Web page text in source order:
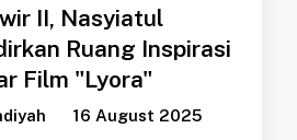
II, Nasyiatul
Ruang Inspirasi
Film "Lyora"
16 August 2025